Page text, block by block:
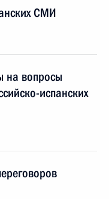
СМИ
на вопросы
испанских